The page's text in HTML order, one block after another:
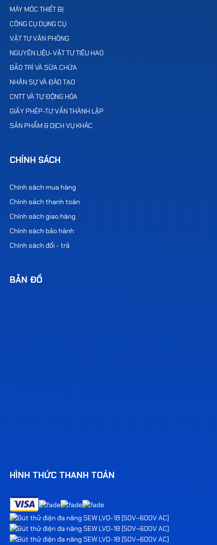
MÁY MÓC THIẾT BỊ
CÔNG CỤ DỤNG CỤ
VẬT TƯ VĂN PHÒNG
NGUYÊN LIỆU-VẬT TƯ TIÊU HAO
BẢO TRÌ VÀ SỮA CHỮA
NHÂN SỰ VÀ ĐÀO TẠO
CNTT VÀ TỰ ĐỘNG HÓA
GIẤY PHÉP-TƯ VẤN THÀNH LẬP
SẢN PHẨM & DỊCH VỤ KHÁC
CHÍNH SÁCH
Chính sách mua hàng
Chính sách thanh toán
Chính sách giao hàng
Chính sách bảo hành
Chính sách đổi - trả
BẢN ĐỒ
HÌNH THỨC THANH TOÁN